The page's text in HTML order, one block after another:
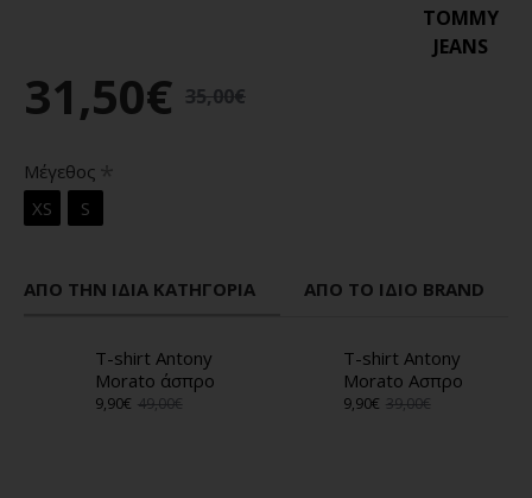
31,50€ 35,00€
TOMMY
JEANS
Μέγεθος
XS
S
ΑΠΌ ΤΗΝ ΊΔΙΑ ΚΑΤΗΓΟΡΊΑ ΑΠΌ ΤΟ ΊΔΙΟ BRAND
T-shirt Antony
Morato άσπρο
9,90€ 49,00€
T-shirt Antony
Morato Ασπρο
9,90€ 39,00€